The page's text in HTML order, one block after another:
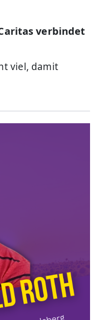
verbindet
viel, damit